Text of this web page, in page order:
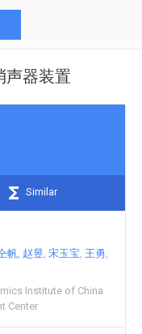
声器装置
Similar
帆 赵昱 宋玉宝 王勇
Institute of China
Center